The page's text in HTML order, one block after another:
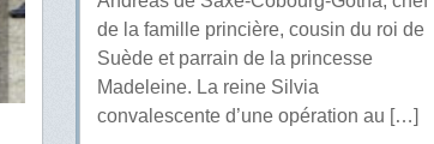
de la famille princière, cousin du roi de
Suède et parrain de la princesse
Madeleine. La reine Silvia
convalescente d’une opération au […]